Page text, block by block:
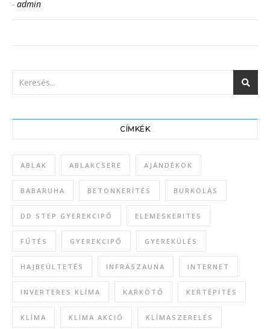
- admin
CÍMKÉK
ABLAK ABLAKCSERE AJÁNDÉKOK
BABARUHA BETONKERÍTÉS BURKOLÁS
DD STEP GYEREKCIPŐ ELEMESKERITES
FŰTÉS GYEREKCIPŐ GYEREKÜLÉS
HAJBEÜLTETÉS INFRASZAUNA INTERNET
INVERTERES KLÍMA KARKÖTŐ KERTÉPÍTÉS
KLÍMA KLÍMA AKCIÓ KLÍMASZERELÉS